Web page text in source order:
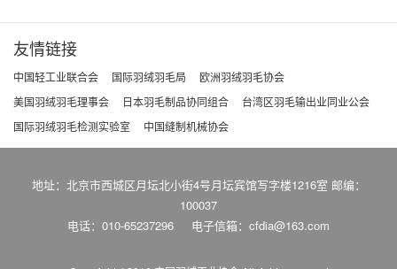
友情链接
中国轻工业联合会 国际羽绒羽毛局
欧洲羽绒羽毛协会
美国羽绒羽毛理事会
日本羽毛制品协同组合
台湾区羽毛输出业同业公会
国际羽绒羽毛检测实验室
中国缝制机械协会
地址：北京市西城区月坛北小街4号月坛宾馆写字楼1216室 邮编：
100037
电话：010-65237296
电子信箱：cfdia@163.com